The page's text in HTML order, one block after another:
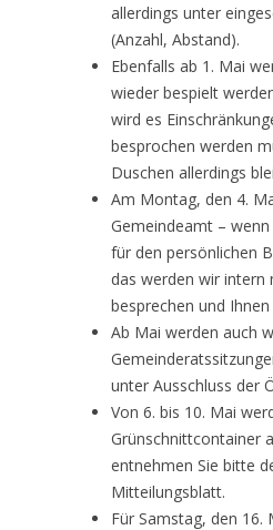
allerdings unter
(Anzahl, Abstand).
Ebenfalls ab 1. Mai
wieder bespielt
wird es
besprochen werden
Duschen allerdings
Am Montag, den 4.
Gemeindeamt –
für den persönlichen
das werden wir intern
besprechen und
Ab Mai werden auch
unter Ausschluss der
Von 6. bis 10. Mai
Grünschnittcontainer
entnehmen Sie bitte
Mitteilungsblatt.
Für Samstag, den 16.